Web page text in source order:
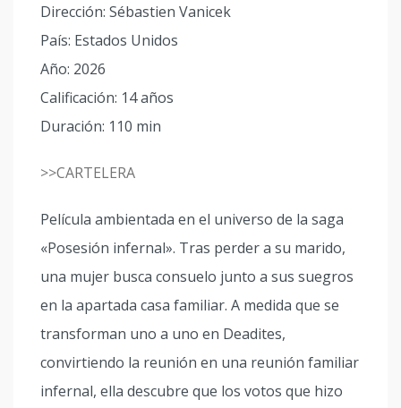
Dirección: Sébastien Vanicek
País: Estados Unidos
Año: 2026
Calificación: 14 años
Duración: 110 min
>>CARTELERA
Película ambientada en el universo de la saga
«Posesión infernal». Tras perder a su marido,
una mujer busca consuelo junto a sus suegros
en la apartada casa familiar. A medida que se
transforman uno a uno en Deadites,
convirtiendo la reunión en una reunión familiar
infernal, ella descubre que los votos que hizo